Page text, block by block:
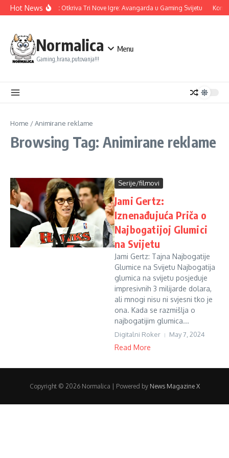
Skip to content
Hot NewsUbisoft Otkriva Tri Nove Igre: Avangarda u Gaming Svijetu
Normalica
Gaming,hrana,putovanja!!!
Menu
Home /Animirane reklame
Browsing Tag: Animirane reklame
Serije/filmovi
Jami Gertz:
Iznenađujuća Priča o
Najbogatijoj Glumici
na Svijetu
Jami Gertz: Tajna Najbogatije
Glumice na Svijetu Najbogatija
glumica na svijetu posjeduje
impresivnih 3 milijarde dolara,
ali mnogi nisu ni svjesni tko je
ona. Kada se razmišlja o
najbogatijim glumica...
Digitalni Roker May 7, 2024
Read More
Copyright © 2026 Normalica | Powered by News Magazine X